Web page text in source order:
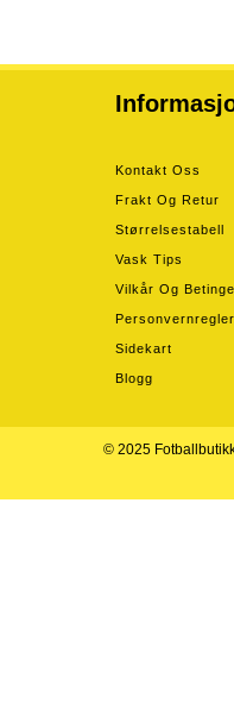
Kontakt Oss
Frakt Og Retur
Størrelsestabell
Vask Tips
Vilkår Og
Personvernregler
Sidekart
Blogg
© 2025